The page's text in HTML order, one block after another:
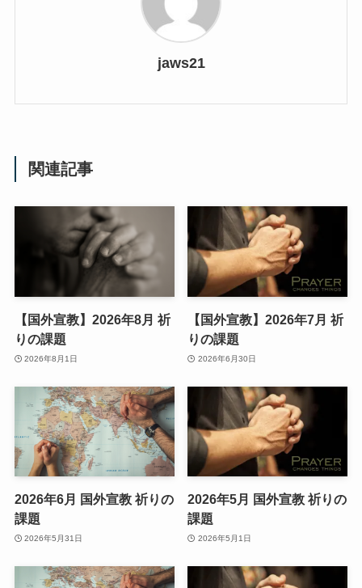
jaws21
関連記事
【国外宣教】2026年8月 祈
りの課題
2026年8月1日
【国外宣教】2026年7月 祈
りの課題
2026年6月30日
2026年6月 国外宣教 祈りの
課題
2026年5月31日
2026年5月 国外宣教 祈りの
課題
2026年5月1日